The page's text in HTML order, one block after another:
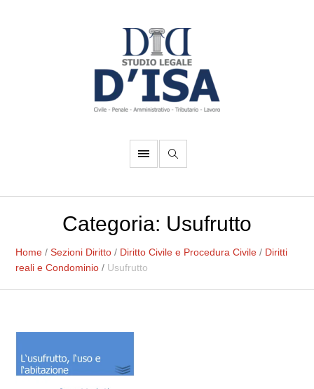
Categoria: Usufrutto
Home /Sezioni Diritto / Diritto Civile e Procedura Civile / Diritti
reali e Condominio / Usufrutto